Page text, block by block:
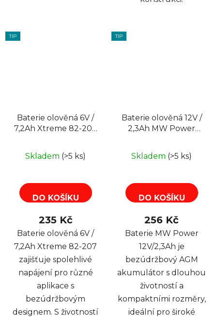
TIP
Baterie olověná 6V /
7,2Ah Xtreme 82-207
Skladem (>5 ks)
DO KOŠÍKU
235 Kč
Baterie olověná 6V /
7,2Ah Xtreme 82-207
zajišťuje spolehlivé
napájení pro různé
aplikace s
bezúdržbovým
designem. S životností
TIP
Baterie olověná 12V /
2,3Ah MW Power
Skladem (>5 ks)
DO KOŠÍKU
256 Kč
Baterie MW Power
12V/2,3Ah je
bezúdržbový AGM
akumulátor s dlouhou
životností a
kompaktními rozměry,
ideální pro široké